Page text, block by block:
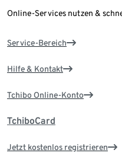
Online-Services nutzen &
Service-Bereich
Hilfe & Kontakt
Tchibo Online-Konto
TchiboCard
Jetzt kostenlos registrieren